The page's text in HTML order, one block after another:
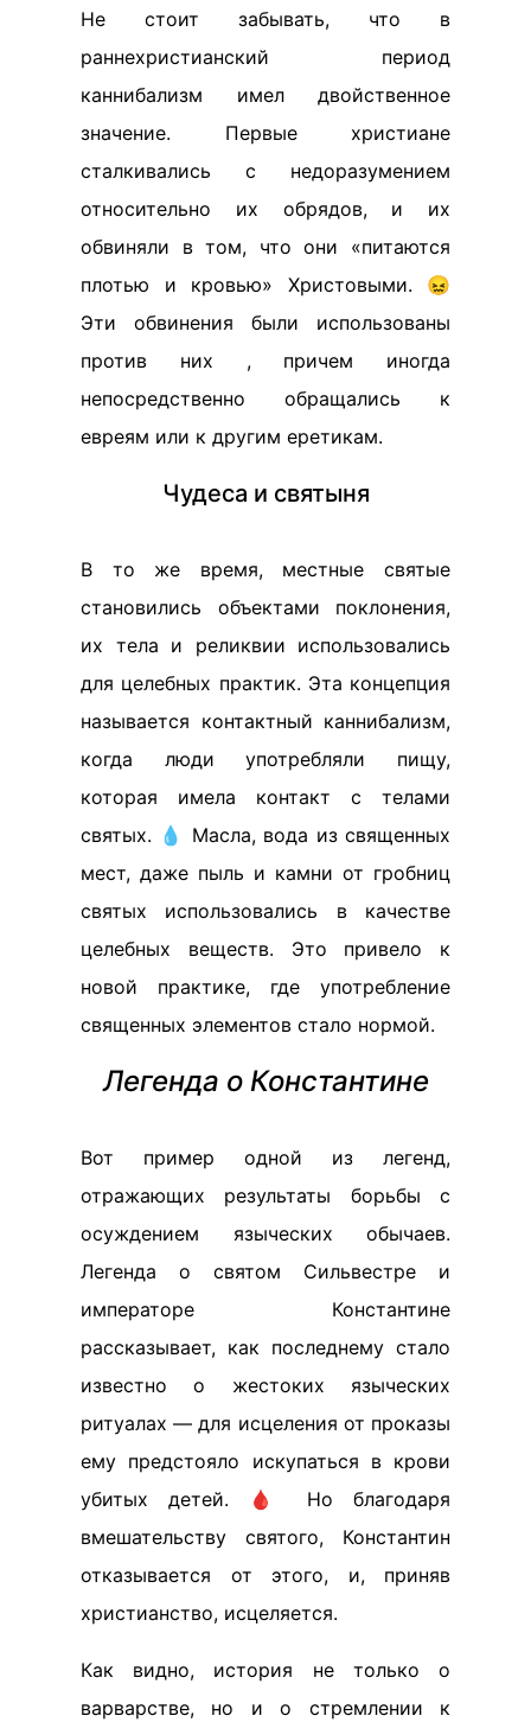
Не стоит забывать, что в
раннехристианский период
каннибализм имел двойственное
значение. Первые христиане
сталкивались с недоразумением
относительно их обрядов, и их
обвиняли в том, что они «питаются
плотью и кровью» Христовыми. 😖
Эти обвинения были использованы
против них , причем иногда
непосредственно обращались к
евреям или к другим еретикам.
Чудеса и святыня
В то же время, местные святые
становились объектами поклонения,
их тела и реликвии использовались
для целебных практик. Эта концепция
называется контактный каннибализм,
когда люди употребляли пищу,
которая имела контакт с телами
святых. 💧 Масла, вода из священных
мест, даже пыль и камни от гробниц
святых использовались в качестве
целебных веществ. Это привело к
новой практике, где употребление
священных элементов стало нормой.
Легенда о Константине
Вот пример одной из легенд,
отражающих результаты борьбы с
осуждением языческих обычаев.
Легенда о святом Сильвестре и
императоре Константине
рассказывает, как последнему стало
известно о жестоких языческих
ритуалах — для исцеления от проказы
ему предстояло искупаться в крови
убитых детей. 🩸 Но благодаря
вмешательству святого, Константин
отказывается от этого, и, приняв
христианство, исцеляется.
Как видно, история не только о
варварстве, но и о стремлении к